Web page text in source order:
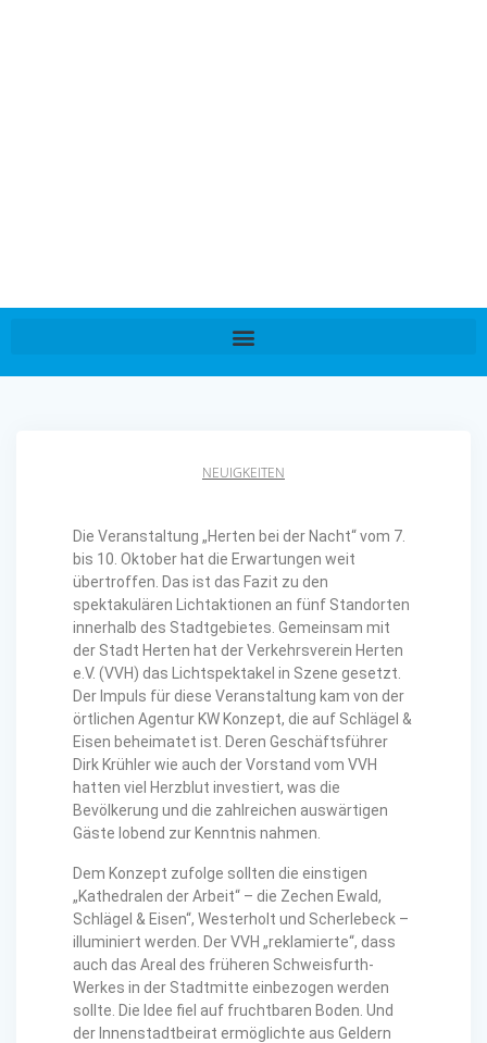
NEUIGKEITEN
Die Veranstaltung „Herten bei der Nacht“ vom 7.
bis 10. Oktober hat die Erwartungen weit
übertroffen. Das ist das Fazit zu den
spektakulären Lichtaktionen an fünf Standorten
innerhalb des Stadtgebietes. Gemeinsam mit
der Stadt Herten hat der Verkehrsverein Herten
e.V. (VVH) das Lichtspektakel in Szene gesetzt.
Der Impuls für diese Veranstaltung kam von der
örtlichen Agentur KW Konzept, die auf Schlägel &
Eisen beheimatet ist. Deren Geschäftsführer
Dirk Krühler wie auch der Vorstand vom VVH
hatten viel Herzblut investiert, was die
Bevölkerung und die zahlreichen auswärtigen
Gäste lobend zur Kenntnis nahmen.
Dem Konzept zufolge sollten die einstigen
„Kathedralen der Arbeit“ – die Zechen Ewald,
Schlägel & Eisen“, Westerholt und Scherlebeck –
illuminiert werden. Der VVH „reklamierte“, dass
auch das Areal des früheren Schweisfurth-
Werkes in der Stadtmitte einbezogen werden
sollte. Die Idee fiel auf fruchtbaren Boden. Und
der Innenstadtbeirat ermöglichte aus Geldern